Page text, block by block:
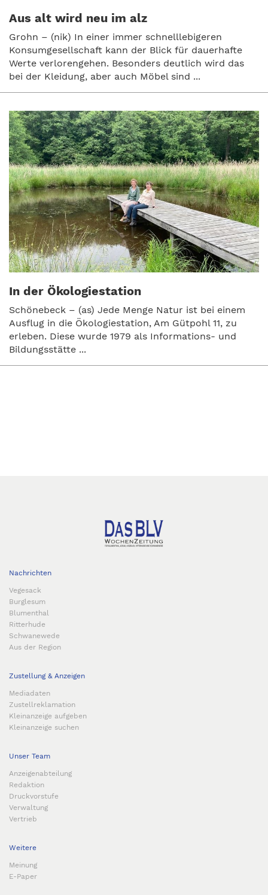
Aus alt wird neu im alz
Grohn – (nik) In einer immer schnelllebigeren
Konsumgesellschaft kann der Blick für dauerhafte
Werte verlorengehen. Besonders deutlich wird das
bei der Kleidung, aber auch Möbel sind ...
In der Ökologiestation
Schönebeck – (as) Jede Menge Natur ist bei einem
Ausflug in die Ökologiestation, Am Gütpohl 11, zu
erleben. Diese wurde 1979 als Informations- und
Bildungsstätte ...
Nachrichten
Vegesack
Burglesum
Blumenthal
Ritterhude
Schwanewede
Aus der Region
Zustellung & Anzeigen
Mediadaten
Zustellreklamation
Kleinanzeige aufgeben
Kleinanzeige suchen
Unser Team
Anzeigenabteilung
Redaktion
Druckvorstufe
Verwaltung
Vertrieb
Weitere
Meinung
E-Paper